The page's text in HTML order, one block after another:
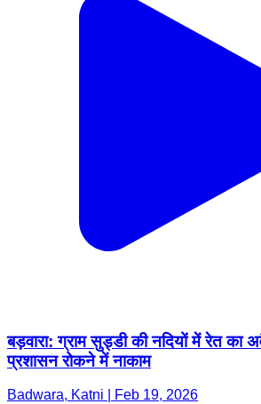
बड़वारा: ग्राम सुड्डी की नदियों में रेत का
प्रशासन रोकने में नाकाम
Badwara, Katni | Feb 19, 2026